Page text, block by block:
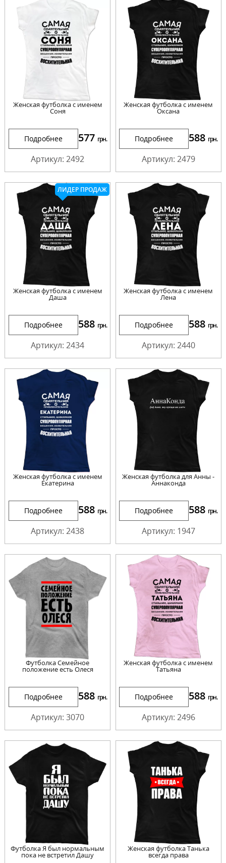
Женская футболка с именем
Соня
Подробнее 577 грн.
Артикул: 2492
Женская футболка с именем
Оксана
Подробнее 588 грн.
Артикул: 2479
ЛИДЕР ПРОДАЖ
Женская футболка с именем
Даша
Подробнее 588 грн.
Артикул: 2434
Женская футболка с именем
Лена
Подробнее 588 грн.
Артикул: 2440
Женская футболка с именем
Екатерина
Подробнее 588 грн.
Артикул: 2438
Женская футболка для Анны -
Аннаконда
Подробнее 588 грн.
Артикул: 1947
Футболка Семейное
положение есть Олеся
Подробнее 588 грн.
Артикул: 3070
Женская футболка с именем
Татьяна
Подробнее 588 грн.
Артикул: 2496
Футболка Я был нормальным
пока не встретил Дашу
Женская футболка Танька
всегда права